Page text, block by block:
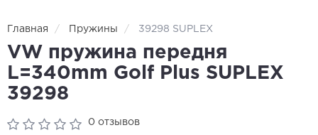
Главная Пружины 39298 SUPLEX
VW пружина передня
L=340mm Golf Plus SUPLEX
39298
0 отзывов